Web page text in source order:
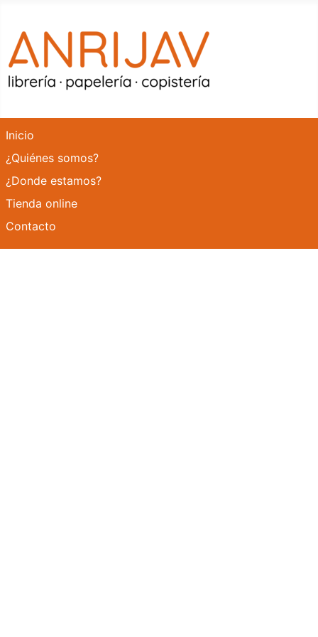
Inicio
¿Quiénes somos?
¿Donde estamos?
Tienda online
Contacto